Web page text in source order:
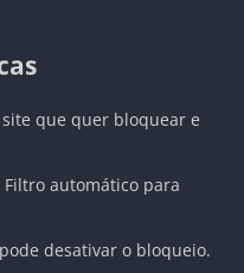
que quer bloquear e
Filtro automático para
desativar o bloqueio.